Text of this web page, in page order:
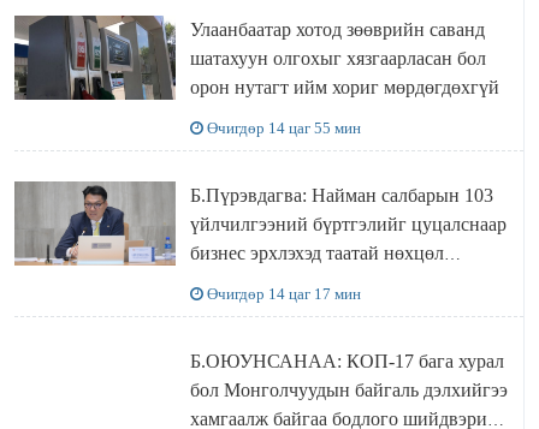
Улаанбаатар хотод зөөврийн саванд
шатахуун олгохыг хязгаарласан бол
орон нутагт ийм хориг мөрдөгдөхгүй
Өчигдөр 14 цаг 55 мин
Б.Пүрэвдагва: Найман салбарын 103
үйлчилгээний бүртгэлийг цуцалснаар
бизнес эрхлэхэд таатай нөхцөл
Өчигдөр 14 цаг 17 мин
Б.ОЮУНСАНАА: КОП-17 бага хурал
бол Монголчуудын байгаль дэлхийгээ
хамгаалж байгаа бодлого шийдвэрийг